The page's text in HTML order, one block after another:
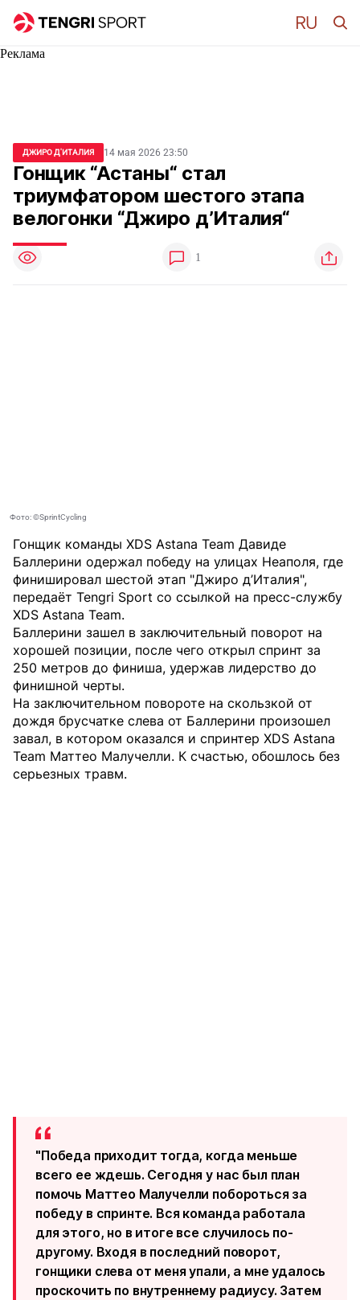
Реклама
ДЖИРО Д'ИТАЛИЯ 14 мая 2026 23:50
Гонщик “Астаны“ стал
триумфатором шестого этапа
велогонки “Джиро д’Италия“
1
Фото: ©SprintCycling
Гонщик команды XDS Astana Team Давиде
Баллерини одержал победу на улицах Неаполя, где
финишировал шестой этап "Джиро д’Италия",
передаёт Tengri Sport со ссылкой на пресс-службу
XDS Astana Team.
Баллерини зашел в заключительный поворот на
хорошей позиции, после чего открыл спринт за
250 метров до финиша, удержав лидерство до
финишной черты.
На заключительном повороте на скользкой от
дождя брусчатке слева от Баллерини произошел
завал, в котором оказался и спринтер XDS Astana
Team Маттео Малучелли. К счастью, обошлось без
серьезных травм.
"Победа приходит тогда, когда меньше
всего ее ждешь. Сегодня у нас был план
помочь Маттео Малучелли побороться за
победу в спринте. Вся команда работала
для этого, но в итоге все случилось по-
другому. Входя в последний поворот,
гонщики слева от меня упали, а мне удалось
проскочить по внутреннему радиусу. Затем